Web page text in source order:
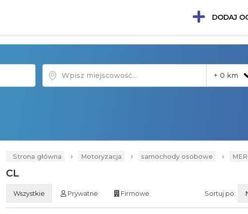
DODAJ
Strona główna › Motoryzacja › samochody osobowe ›
CL
Wszystkie Prywatne Firmowe Sortuj po: